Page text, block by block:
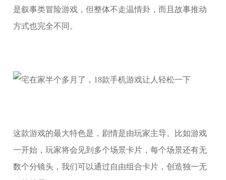
是叙事类冒险游戏，但整体不走温情卦，而且故事推动
方式也完全不同。
这款游戏的最大特色是，剧情是由玩家主导。比如游戏
一开始，玩家将会见到多个场景卡片，每个场景还有无
数个分镜头，我们可以通过自由组合卡片，创造独一无